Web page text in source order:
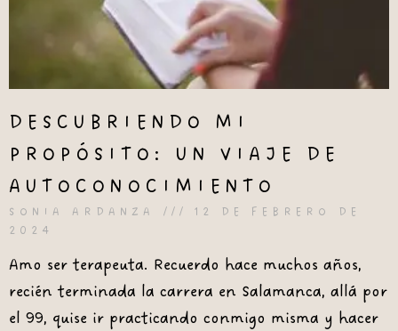
DESCUBRIENDO MI
PROPÓSITO: UN VIAJE DE
AUTOCONOCIMIENTO
SONIA ARDANZA
12 DE FEBRERO DE
2024
Amo ser terapeuta. Recuerdo hace muchos años,
recién terminada la carrera en Salamanca, allá por
el 99, quise ir practicando conmigo misma y hacer